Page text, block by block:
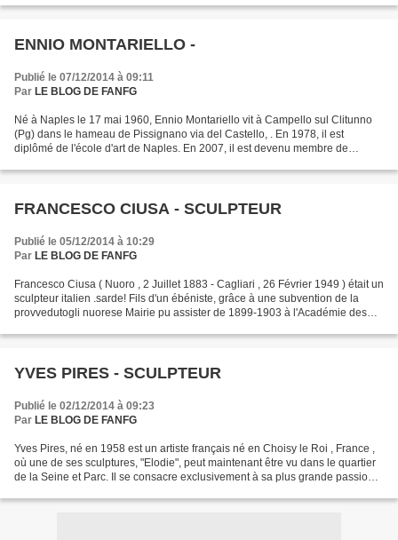
ENNIO MONTARIELLO -
Publié le 07/12/2014 à 09:11
Par LE BLOG DE FANFG
Né à Naples le 17 mai 1960, Ennio Montariello vit à Campello sul Clitunno
(Pg) dans le hameau de Pissignano via del Castello, . En 1978, il est
diplômé de l'école d'art de Naples. En 2007, il est devenu membre de
FRANCESCO CIUSA - SCULPTEUR
Publié le 05/12/2014 à 10:29
Par LE BLOG DE FANFG
Francesco Ciusa ( Nuoro , 2 Juillet 1883 - Cagliari , 26 Février 1949 ) était un
sculpteur italien .sarde! Fils d'un ébéniste, grâce à une subvention de la
provvedutogli nuorese Mairie pu assister de 1899-1903 à l'Académie des
YVES PIRES - SCULPTEUR
Publié le 02/12/2014 à 09:23
Par LE BLOG DE FANFG
Yves Pires, né en 1958 est un artiste français né en Choisy le Roi , France ,
où une de ses sculptures, "Elodie", peut maintenant être vu dans le quartier
de la Seine et Parc. Il se consacre exclusivement à sa plus grande passion